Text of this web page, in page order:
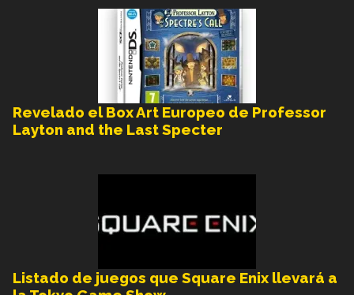
Revelado el Box Art Europeo de Professor
Layton and the Last Specter
Listado de juegos que Square Enix llevará a